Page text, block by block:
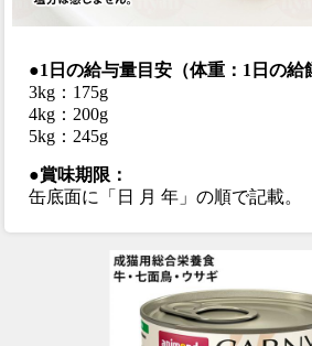
●1日の給与量目安（体重：1日の給
3kg：175g
4kg：200g
5kg：245g
●賞味期限：
缶底面に「日 月 年」の順で記載。